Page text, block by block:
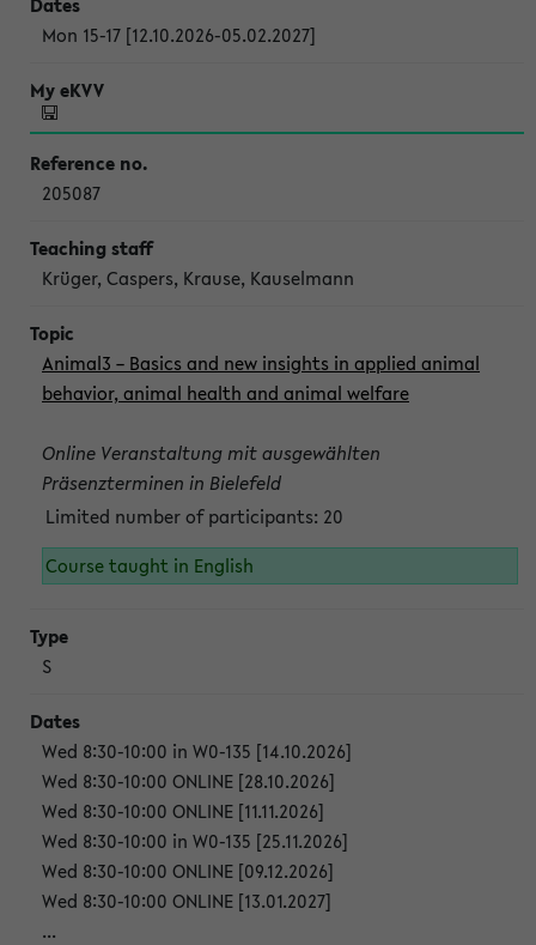
Mon 15-17 [12.10.2026-05.02.2027]
205087
Krüger, Caspers, Krause, Kauselmann
Animal3 – Basics and new insights in applied animal
behavior, animal health and animal welfare
Online Veranstaltung mit ausgewählten
Präsenzterminen in Bielefeld
Limited number of participants: 20
Course taught in English
S
Wed 8:30-10:00 in W0-135 [14.10.2026]
Wed 8:30-10:00 ONLINE [28.10.2026]
Wed 8:30-10:00 ONLINE [11.11.2026]
Wed 8:30-10:00 in W0-135 [25.11.2026]
Wed 8:30-10:00 ONLINE [09.12.2026]
Wed 8:30-10:00 ONLINE [13.01.2027]
...